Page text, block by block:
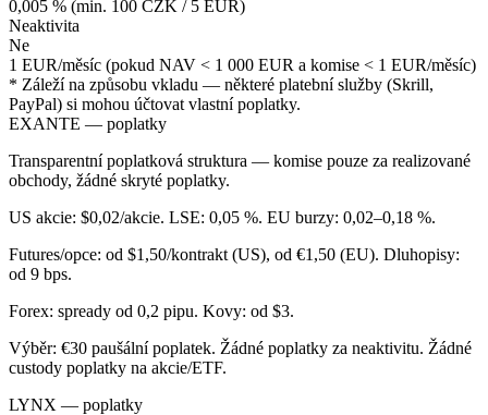
0,005 % (min. 100 CZK / 5 EUR)
Neaktivita
Ne
1 EUR/měsíc (pokud NAV < 1 000 EUR a komise < 1 EUR/měsíc)
* Záleží na způsobu vkladu — některé platební služby (Skrill,
PayPal) si mohou účtovat vlastní poplatky.
EXANTE — poplatky
Transparentní poplatková struktura — komise pouze za realizované
obchody, žádné skryté poplatky.
US akcie: $0,02/akcie. LSE: 0,05 %. EU burzy: 0,02–0,18 %.
Futures/opce: od $1,50/kontrakt (US), od €1,50 (EU). Dluhopisy:
od 9 bps.
Forex: spready od 0,2 pipu. Kovy: od $3.
Výběr: €30 paušální poplatek. Žádné poplatky za neaktivitu. Žádné
custody poplatky na akcie/ETF.
LYNX — poplatky